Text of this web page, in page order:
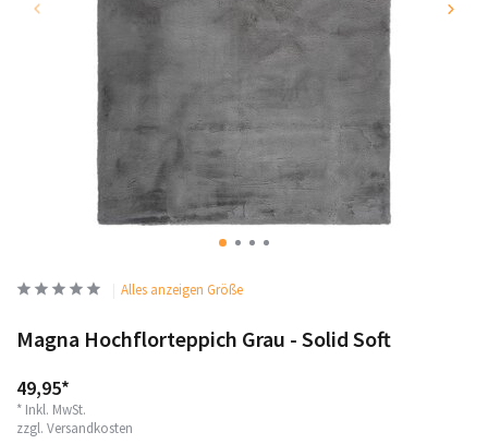
Alles anzeigen Größe
Magna Hochflorteppich Grau - Solid Soft
49,95*
* Inkl. MwSt.
zzgl. Versandkosten